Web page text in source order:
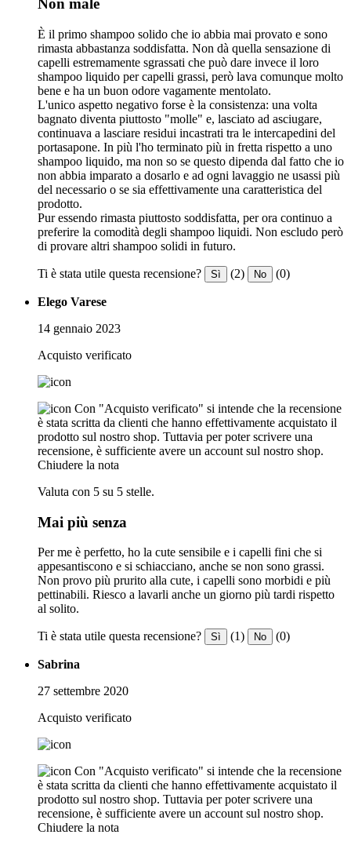
Non male
È il primo shampoo solido che io abbia mai provato e sono
rimasta abbastanza soddisfatta. Non dà quella sensazione di
capelli estremamente sgrassati che può dare invece il loro
shampoo liquido per capelli grassi, però lava comunque molto
bene e ha un buon odore vagamente mentolato.
L'unico aspetto negativo forse è la consistenza: una volta
bagnato diventa piuttosto "molle" e, lasciato ad asciugare,
continuava a lasciare residui incastrati tra le intercapedini del
portasapone. In più l'ho terminato più in fretta rispetto a uno
shampoo liquido, ma non so se questo dipenda dal fatto che io
non abbia imparato a dosarlo e ad ogni lavaggio ne usassi più
del necessario o se sia effettivamente una caratteristica del
prodotto.
Pur essendo rimasta piuttosto soddisfatta, per ora continuo a
preferire la comodità degli shampoo liquidi. Non escludo però
di provare altri shampoo solidi in futuro.
Ti è stata utile questa recensione? Sì (2) No (0)
Elego Varese
14 gennaio 2023
Acquisto verificato
Con "Acquisto verificato" si intende che la recensione
è stata scritta da clienti che hanno effettivamente acquistato il
prodotto sul nostro shop. Tuttavia per poter scrivere una
recensione, è sufficiente avere un account sul nostro shop.
Chiudere la nota
Valuta con 5 su 5 stelle.
Mai più senza
Per me è perfetto, ho la cute sensibile e i capelli fini che si
appesantiscono e si schiacciano, anche se non sono grassi.
Non provo più prurito alla cute, i capelli sono morbidi e più
pettinabili. Riesco a lavarli anche un giorno più tardi rispetto
al solito.
Ti è stata utile questa recensione? Sì (1) No (0)
Sabrina
27 settembre 2020
Acquisto verificato
Con "Acquisto verificato" si intende che la recensione
è stata scritta da clienti che hanno effettivamente acquistato il
prodotto sul nostro shop. Tuttavia per poter scrivere una
recensione, è sufficiente avere un account sul nostro shop.
Chiudere la nota